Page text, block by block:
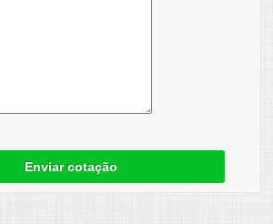
Enviar cotação